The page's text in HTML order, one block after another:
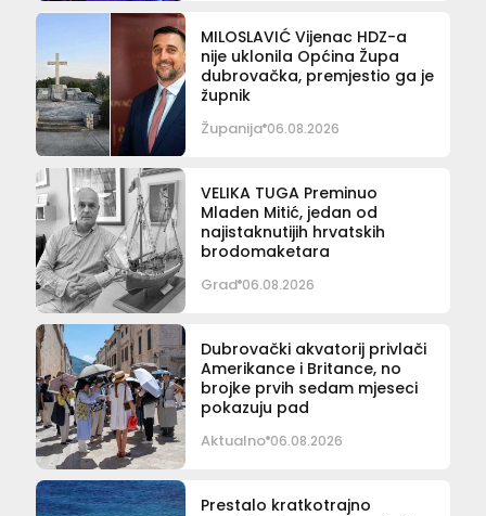
MILOSLAVIĆ Vijenac HDZ-a
nije uklonila Općina Župa
dubrovačka, premjestio ga je
župnik
Županija 06.08.2026
VELIKA TUGA Preminuo
Mladen Mitić, jedan od
najistaknutijih hrvatskih
brodomaketara
Grad 06.08.2026
Dubrovački akvatorij privlači
Amerikance i Britance, no
brojke prvih sedam mjeseci
pokazuju pad
Aktualno 06.08.2026
Prestalo kratkotrajno